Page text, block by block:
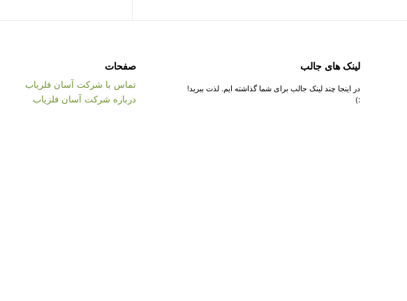
لینک های جالب
در اینجا چند لینک جالب برای شما گذاشته ایم. لذت ببرید!
:)
صفحات
تماس با شرکت آسان فلزیاب
درباره شرکت آسان فلزیاب